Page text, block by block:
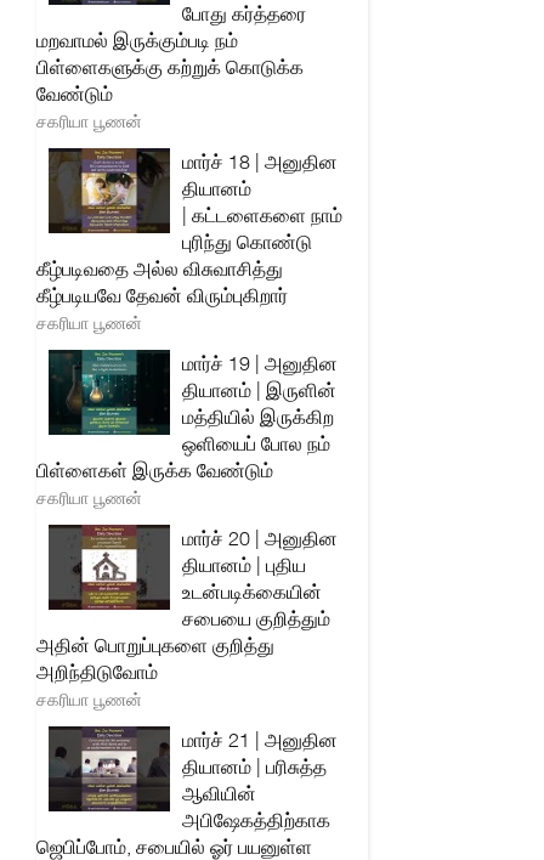
போது கர்த்தரை
மறவாமல் இருக்கும்படி நம்
பிள்ளைகளுக்கு கற்றுக் கொடுக்க
வேண்டும்
சகரியா பூணன்
மார்ச் 18 | அனுதின
தியானம்
| கட்டளைகளை நாம்
புரிந்து கொண்டு
கீழ்படிவதை அல்ல விசுவாசித்து
கீழ்படியவே தேவன் விரும்புகிறார்
சகரியா பூணன்
மார்ச் 19 | அனுதின
தியானம் | இருளின்
மத்தியில் இருக்கிற
ஒளியைப் போல நம்
பிள்ளைகள் இருக்க வேண்டும்
சகரியா பூணன்
மார்ச் 20 | அனுதின
தியானம் | புதிய
உடன்படிக்கையின்
சபையை குறித்தும்
அதின் பொறுப்புகளை குறித்து
அறிந்திடுவோம்
சகரியா பூணன்
மார்ச் 21 | அனுதின
தியானம் | பரிசுத்த
ஆவியின்
அபிஷேகத்திற்காக
ஜெபிப்போம், சபையில் ஓர் பயனுள்ள